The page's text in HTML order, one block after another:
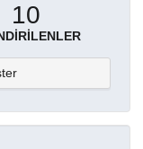
10